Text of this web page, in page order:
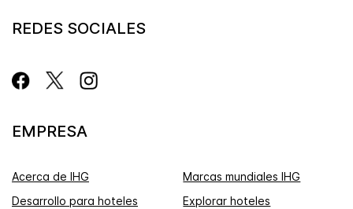
REDES SOCIALES
EMPRESA
Acerca de IHG
Marcas mundiales IHG
Desarrollo para hoteles
Explorar hoteles